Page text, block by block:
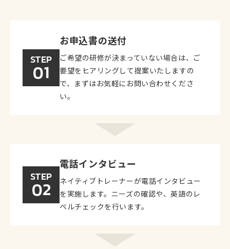
STEP
01
お申込書の送付
ご希望の研修が決まっていない場合は、ご
要望をヒアリングして提案いたしますの
で、まずはお気軽にお問い合わせくださ
い。
STEP
02
電話インタビュー
ネイティブトレーナーが電話インタビュー
を実施します。ニーズの確認や、英語のレ
ベルチェックを行います。